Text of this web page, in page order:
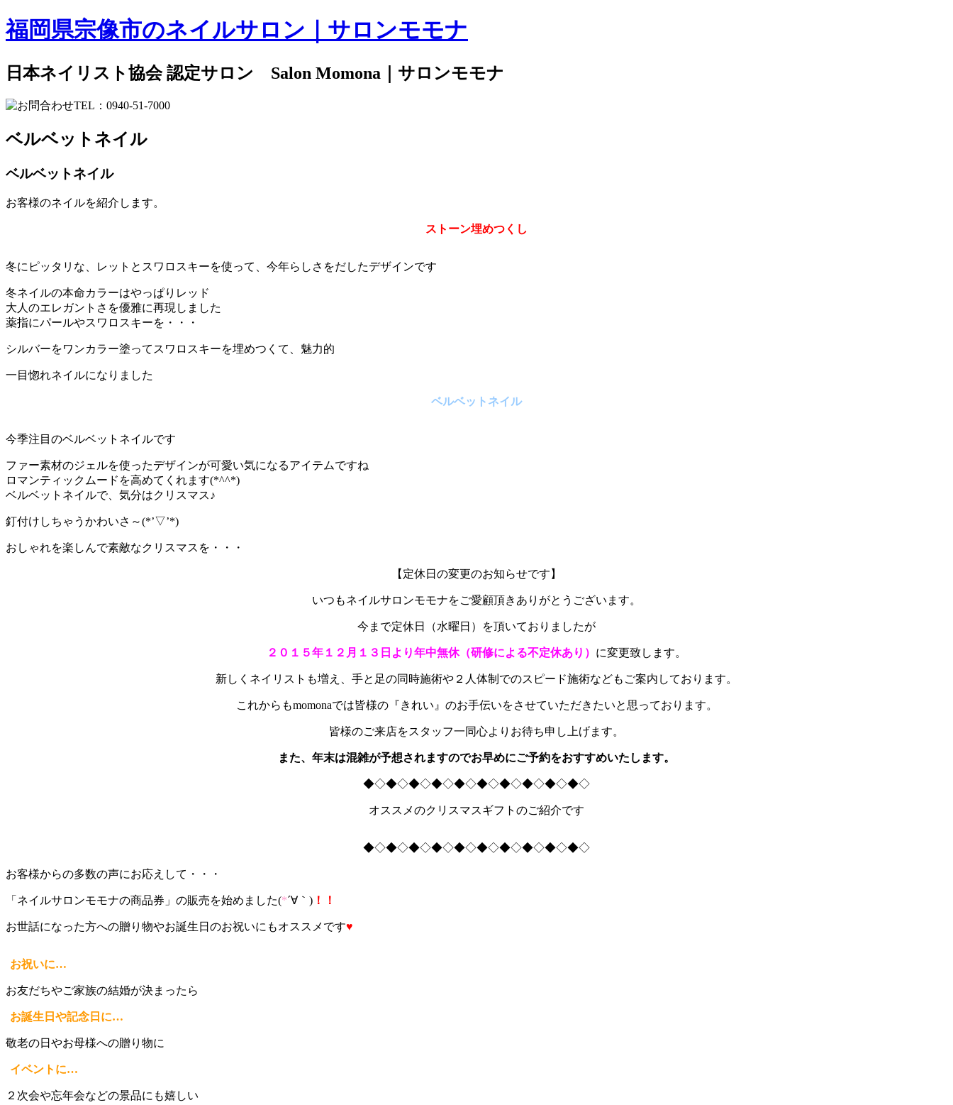
福岡県宗像市のネイルサロン｜サロンモモナ
日本ネイリスト協会 認定サロン Salon Momona｜サロンモモナ
ベルベットネイル
ベルベットネイル
お客様のネイルを紹介します。
ストーン埋めつくし
冬にピッタリな、レットとスワロスキーを使って、今年らしさをだしたデザインです
冬ネイルの本命カラーはやっぱりレッド
大人のエレガントさを優雅に再現しました
薬指にパールやスワロスキーを・・・
シルバーをワンカラー塗ってスワロスキーを埋めつくて、魅力的
一目惚れネイルになりました
ベルベットネイル
今季注目のベルベットネイルです
ファー素材のジェルを使ったデザインが可愛い気になるアイテムですね
ロマンティックムードを高めてくれます(*^^*)
ベルベットネイルで、気分はクリスマス♪
釘付けしちゃうかわいさ～(*’▽’*)
おしゃれを楽しんで素敵なクリスマスを・・・
【定休日の変更のお知らせです】
いつもネイルサロンモモナをご愛顧頂きありがとうございます。
今まで定休日（水曜日）を頂いておりましたが
２０１５年１２月１３日より年中無休（研修による不定休あり） に変更致します。
新しくネイリストも増え、手と足の同時施術や２人体制でのスピード施術などもご案内しております。
これからもmomonaでは皆様の『きれい』のお手伝いをさせていただきたいと思っております。
皆様のご来店をスタッフ一同心よりお待ち申し上げます。
また、年末は混雑が予想されますのでお早めにご予約をおすすめいたします。
◆◇◆◇◆◇◆◇◆◇◆◇◆◇◆◇◆◇◆◇
オススメのクリスマスギフトのご紹介です
◆◇◆◇◆◇◆◇◆◇◆◇◆◇◆◇◆◇◆◇
お客様からの多数の声にお応えして・・・
「ネイルサロンモモナの商品券」の販売を始めました(*´∀｀) ！！
お世話になった方への贈り物やお誕生日のお祝いにもオススメです♥
お祝いに…
お友だちやご家族の結婚が決まったら
お誕生日や記念日に…
敬老の日やお母様への贈り物に
イベントに…
２次会や忘年会などの景品にも嬉しい